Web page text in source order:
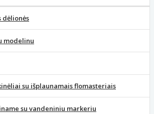
dėlionės
modelinu
su išplaunamais flomasteriais
su vandeniniu markeriu